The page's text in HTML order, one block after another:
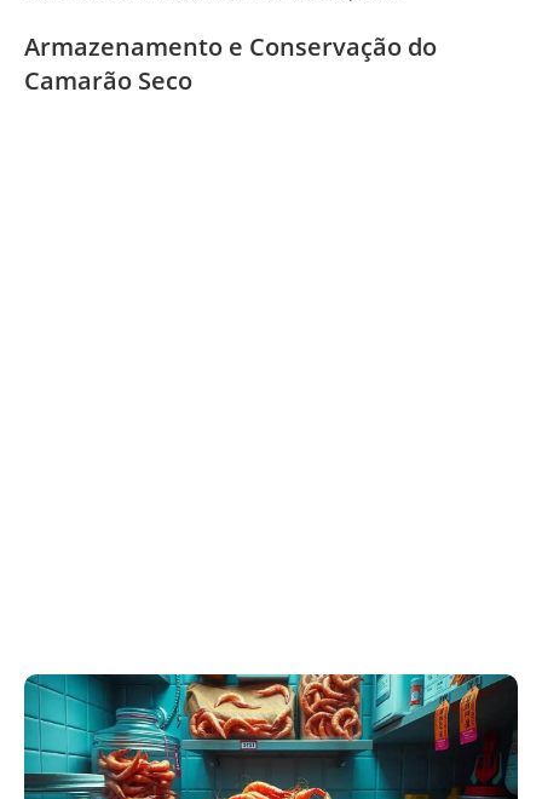
Armazenamento e Conservação do
Camarão Seco